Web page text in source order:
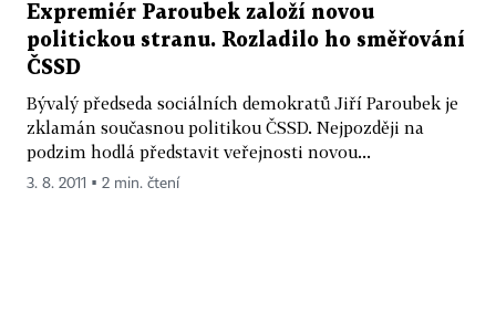
Expremiér Paroubek založí novou
politickou stranu. Rozladilo ho směřování
ČSSD
Bývalý předseda sociálních demokratů Jiří Paroubek je
zklamán současnou politikou ČSSD. Nejpozději na
podzim hodlá představit veřejnosti novou...
3. 8. 2011 ▪ 2 min. čtení